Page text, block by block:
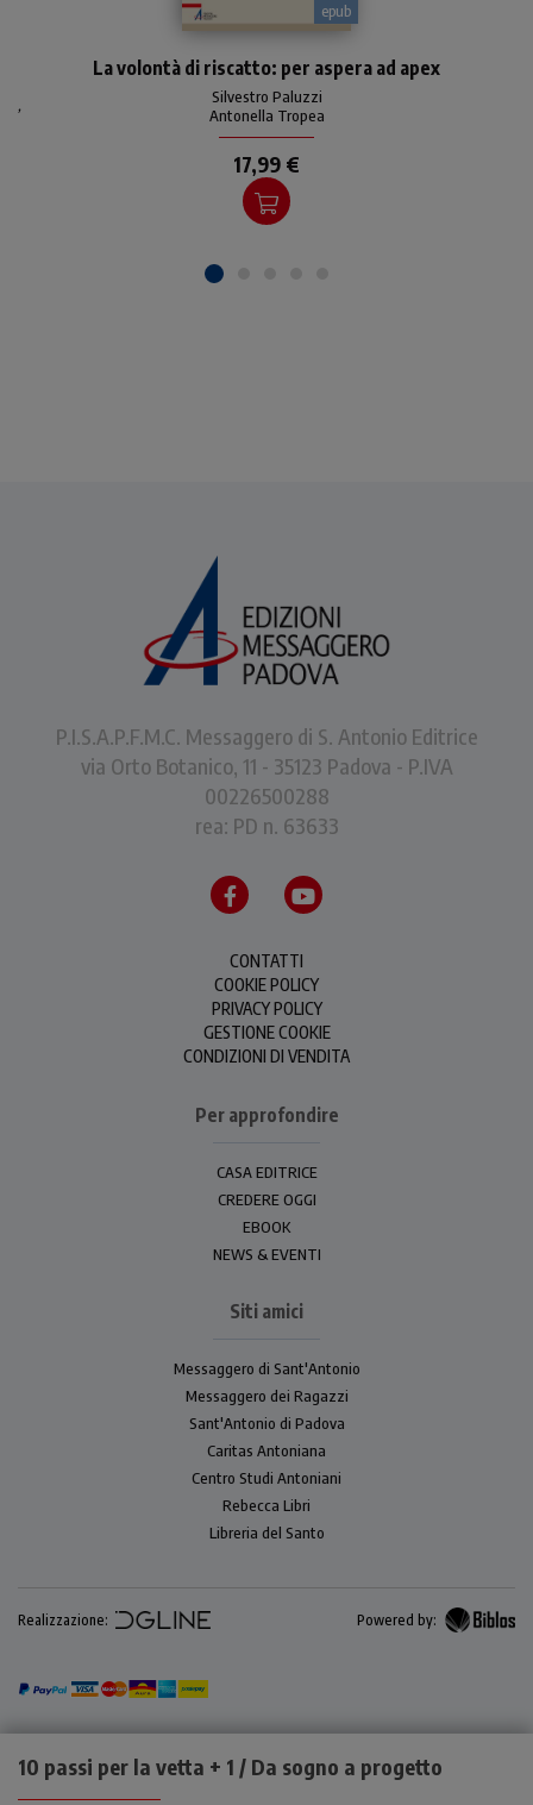
10 passi per la vetta + 1 / Da sogno a progetto
epub
‘ferite’ della propria storia,
alle situazioni della vita
ingiuste e immeritate e
come trionfare su di
Silvestro Paluzzi
,
Antonella Tropea
La volontà di riscatto: per aspera ad apex
17,99 €
P.I.S.A.P.F.M.C. Messaggero di S. Antonio Editrice
via Orto Botanico, 11 - 35123 Padova - P.IVA
00226500288
rea: PD n. 63633
CONTATTI
COOKIE POLICY
PRIVACY POLICY
GESTIONE COOKIE
CONDIZIONI DI VENDITA
Per approfondire
CASA EDITRICE
CREDERE OGGI
EBOOK
NEWS & EVENTI
Siti amici
Messaggero di Sant'Antonio
Messaggero dei Ragazzi
Sant'Antonio di Padova
Caritas Antoniana
Centro Studi Antoniani
Rebecca Libri
Libreria del Santo
Realizzazione: Powered by: